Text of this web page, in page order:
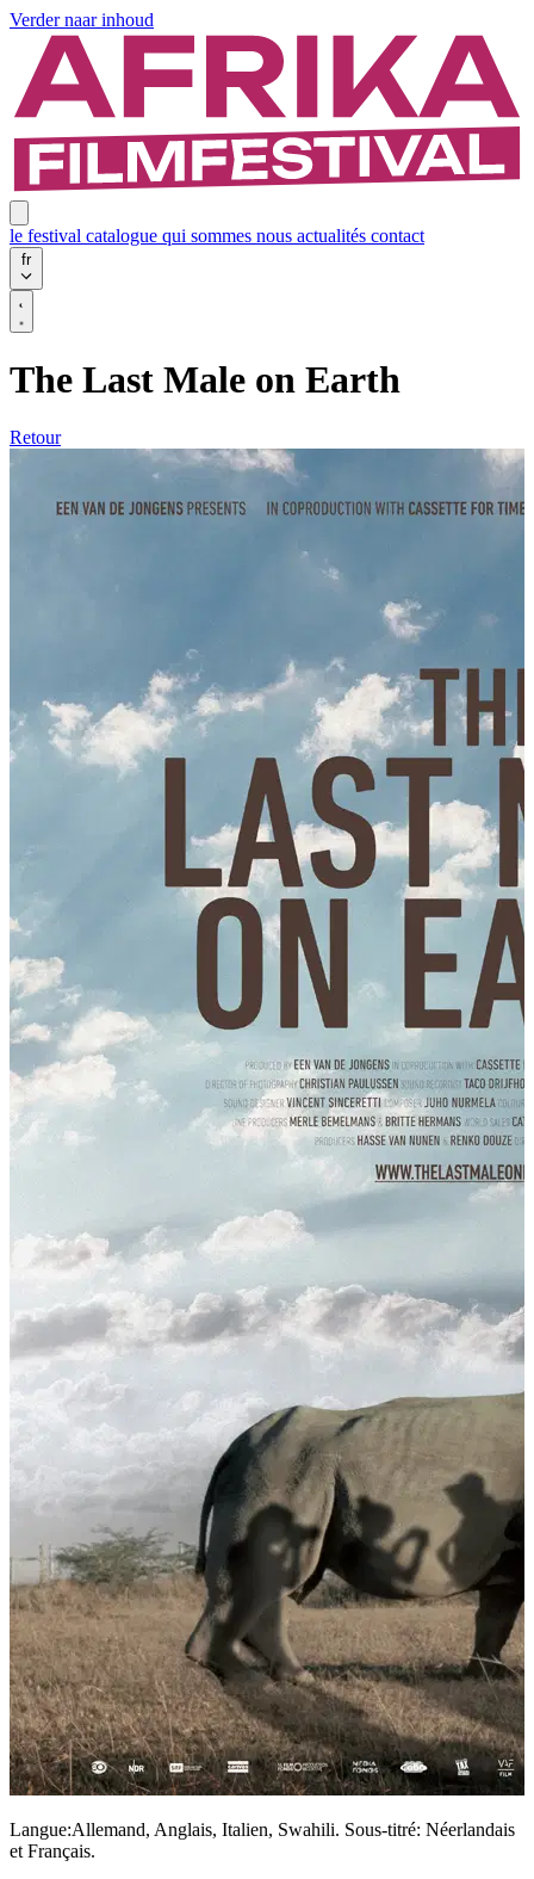
Verder naar inhoud
le festival catalogue qui sommes nous actualités contact
fr
The Last Male on Earth
Retour
Langue:Allemand, Anglais, Italien, Swahili. Sous-titré: Néerlandais
et Français.